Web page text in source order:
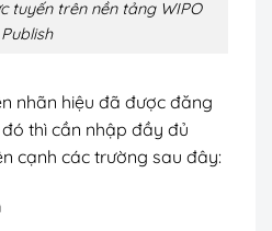
tuyến trên nền tảng WIPO
Publish
nhãn hiệu đã được đăng
thì cần nhập đầy đủ
cạnh các trường sau đây: